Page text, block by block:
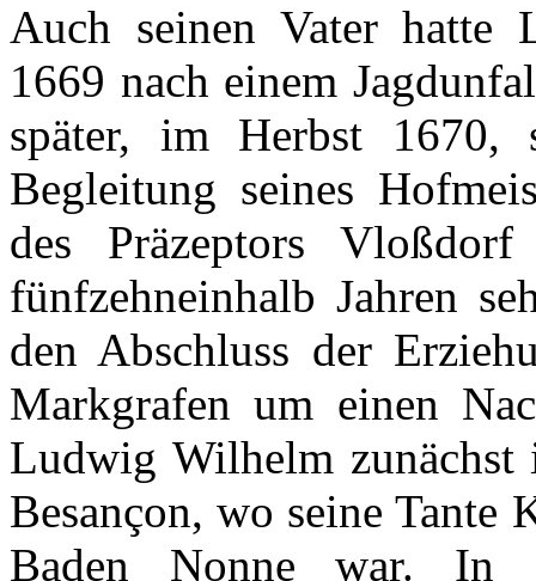
Auch seinen Vater hatte
1669 nach einem
später, im Herbst 1670,
Begleitung seines
des Präzeptors
Vloßdorf
fünfzehneinhalb Jahren
den Abschluss der
Markgrafen um einen
Ludwig Wilhelm zunächst
Besançon,wo seineTante
Baden Nonne war. In